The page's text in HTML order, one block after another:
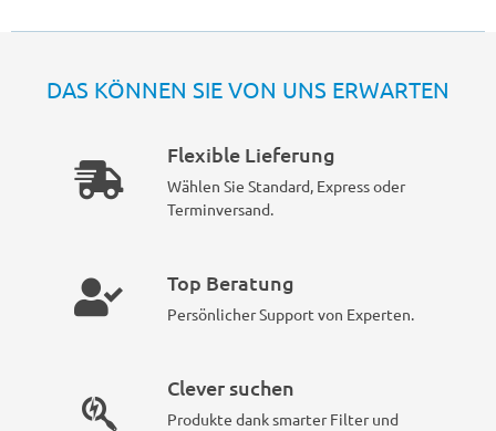
DAS KÖNNEN SIE VON UNS ERWARTEN
Flexible Lieferung
Wählen Sie Standard, Express oder
Terminversand.
Top Beratung
Persönlicher Support von Experten.
Clever suchen
Produkte dank smarter Filter und